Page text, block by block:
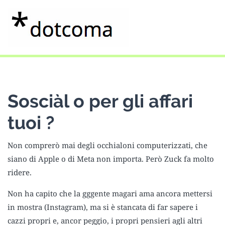
Sosciàl o per gli affari
tuoi ?
Non comprerò mai degli occhialoni computerizzati, che
siano di Apple o di Meta non importa. Però Zuck fa molto
ridere.
Non ha capito che la gggente magari ama ancora mettersi
in mostra (Instagram), ma si è stancata di far sapere i
cazzi propri e, ancor peggio, i propri pensieri agli altri